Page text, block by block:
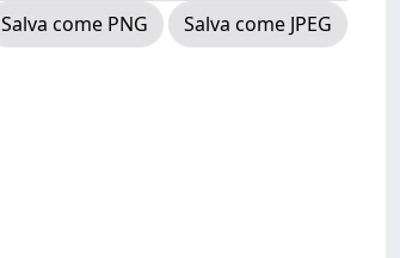
Salva come PNG
Salva come JPEG